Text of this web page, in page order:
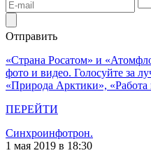
Отправить
«Страна Росатом» и
фото и видео. Голосуйте за
«Природа Арктики»,
ПЕРЕЙТИ
Синхроинфотрон.
1 мая 2019 в 18:30